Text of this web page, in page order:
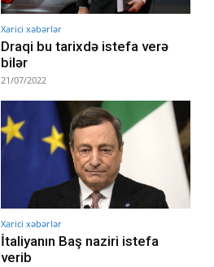
Xarici xəbərlər
Draqi bu tarixdə istefa verə
bilər
21/07/2022
Xarici xəbərlər
İtaliyanın Baş naziri istefa
verib